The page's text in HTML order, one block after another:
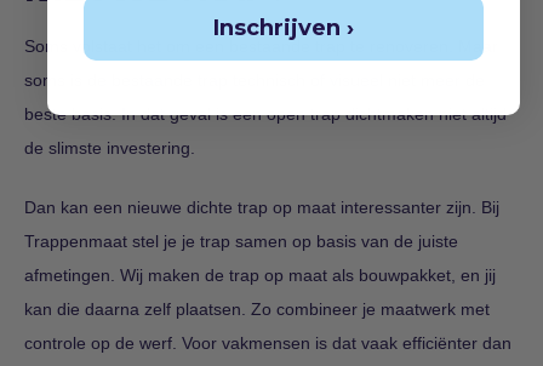
Soms volstaat het om een bestaande trap te renoveren. Maar
soms is de bestaande trap technisch of visueel niet meer de
beste basis. In dat geval is een open trap dichtmaken niet altijd
de slimste investering.
Dan kan een nieuwe dichte trap op maat interessanter zijn. Bij
Trappenmaat stel je je trap samen op basis van de juiste
afmetingen. Wij maken de trap op maat als bouwpakket, en jij
kan die daarna zelf plaatsen. Zo combineer je maatwerk met
controle op de werf. Voor vakmensen is dat vaak efficiënter dan
Inschrijven ›